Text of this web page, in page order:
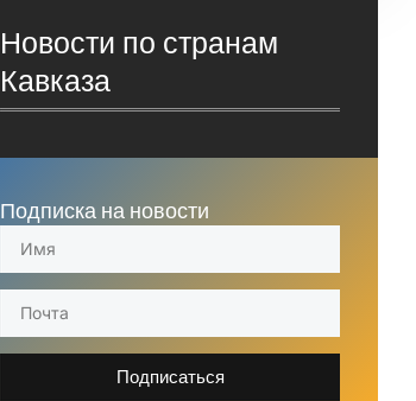
Новости по странам
Кавказа
Подписка на новости
Подписаться